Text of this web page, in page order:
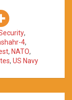
,
4,
, NATO,
, US Navy